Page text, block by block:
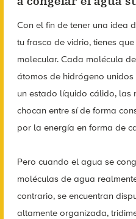
Con el fin de tener una idea
tu frasco de vidrio, tienes
molecular. Cada molécula
átomos de hidrógeno
un estado líquido cálido, las
chocan entre sí de forma
por la energía en forma de
Pero cuando el agua se
moléculas de agua
contrario, se encuentran
altamente organizada,